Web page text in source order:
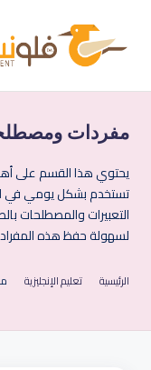
ت
|
الإ
نج
زي
في
تعليم
اللغة
الإنجليزية
مفردات
يحتوي هذا القسم على
تستخدم بشكل يومي في
التعبيرات والمصطلحات
لسهولة حفظ هذه
الرئيسية تعليم الإنجليزية